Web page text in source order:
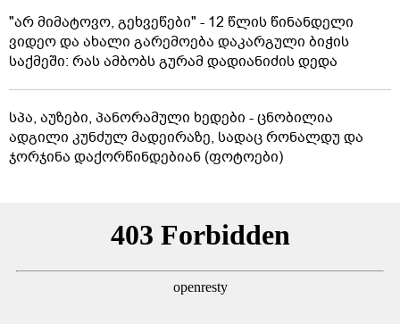
"არ მიმატოვო, გეხვეწები" - 12 წლის წინანდელი
ვიდეო და ახალი გარემოება დაკარგული ბიჭის
საქმეში: რას ამბობს გურამ დადიანიძის დედა
სპა, აუზები, პანორამული ხედები - ცნობილია
ადგილი კუნძულ მადეირაზე, სადაც რონალდუ და
ჯორჯინა დაქორწინდებიან (ფოტოები)